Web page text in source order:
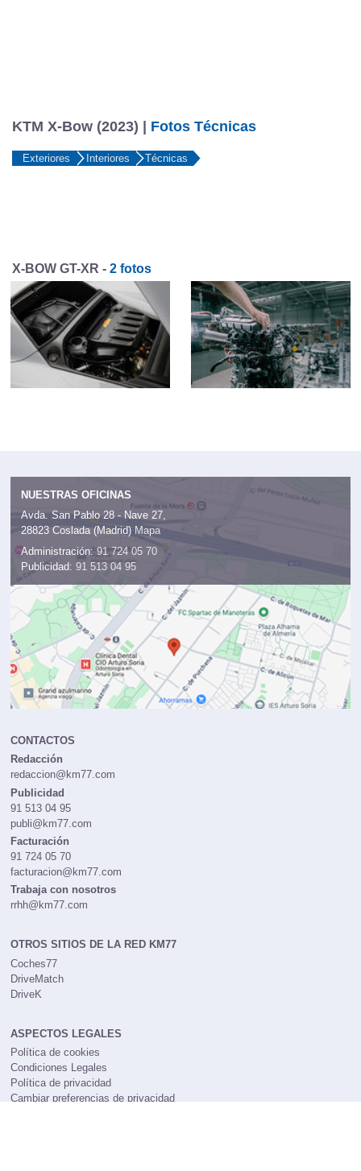
KTM X-Bow (2023) | Fotos Técnicas
Exteriores Interiores Técnicas
X-BOW GT-XR - 2 fotos
NUESTRAS OFICINAS
Avda. San Pablo 28 - Nave 27,
28823 Coslada (Madrid) Mapa
Administración: 91 724 05 70
Publicidad: 91 513 04 95
CONTACTOS
Redacción
redaccion@km77.com
Publicidad
91 513 04 95
publi@km77.com
Facturación
91 724 05 70
facturacion@km77.com
Trabaja con nosotros
rrhh@km77.com
OTROS SITIOS DE LA RED KM77
Coches77
DriveMatch
DriveK
ASPECTOS LEGALES
Política de cookies
Condiciones Legales
Política de privacidad
Cambiar preferencias de privacidad